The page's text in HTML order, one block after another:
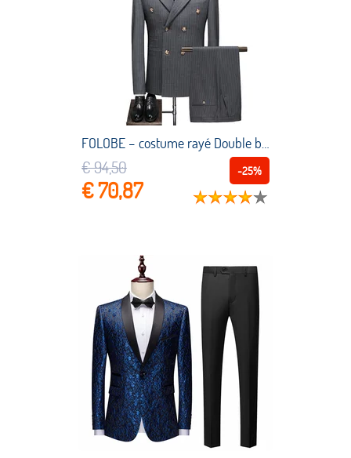
FOLOBE – costume rayé Double boutonnage pour hommes, costume trois pièces de haute qualité, costume de luxe élégant pour fête de mariage, nouvelle collection 2022
-25%
€ 94,50
€ 70,87